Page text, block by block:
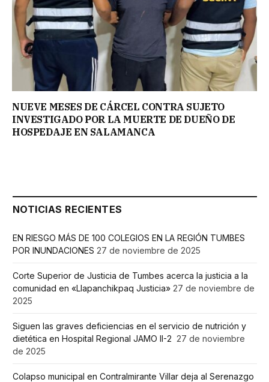
NUEVE MESES DE CÁRCEL CONTRA SUJETO
INVESTIGADO POR LA MUERTE DE DUEÑO DE
HOSPEDAJE EN SALAMANCA
NOTICIAS RECIENTES
EN RIESGO MÁS DE 100 COLEGIOS EN LA REGIÓN TUMBES
POR INUNDACIONES 27 de noviembre de 2025
Corte Superior de Justicia de Tumbes acerca la justicia a la
comunidad en «Llapanchikpaq Justicia» 27 de noviembre de
2025
Siguen las graves deficiencias en el servicio de nutrición y
dietética en Hospital Regional JAMO II-2 27 de noviembre
de 2025
Colapso municipal en Contralmirante Villar deja al Serenazgo